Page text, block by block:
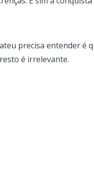
precisa entender é
é irrelevante.